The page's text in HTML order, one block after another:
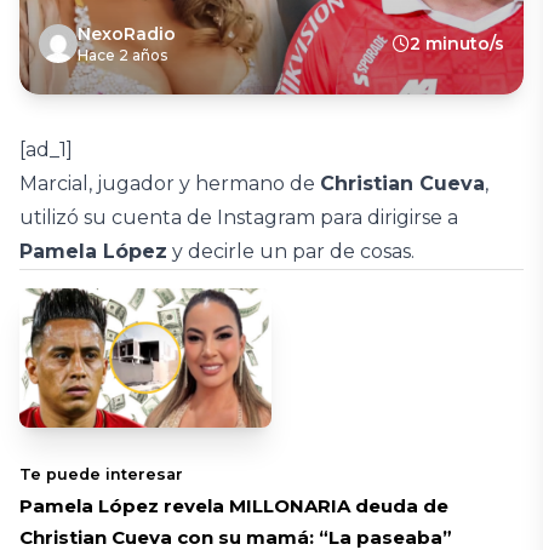
NexoRadio
Hace 2 años
2 minuto/s
[ad_1]
Marcial, jugador y hermano de Christian Cueva,
utilizó su cuenta de Instagram para dirigirse a
Pamela López y decirle un par de cosas.
Te puede interesar
Pamela López revela MILLONARIA deuda de
Christian Cueva con su mamá: “La paseaba”